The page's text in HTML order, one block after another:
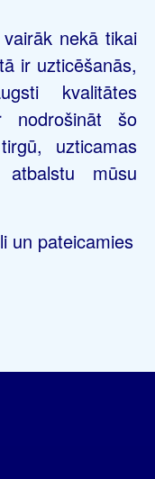
nekā tikai
ir uzticēšanās,
kvalitātes
nodrošināt šo
uzticamas
mūsu
un pateicamies